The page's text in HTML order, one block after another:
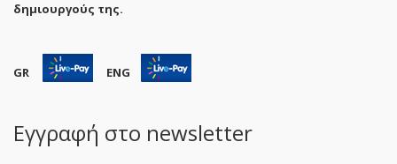
δημιουργούς της.
GR ENG
Εγγραφή στο newsletter